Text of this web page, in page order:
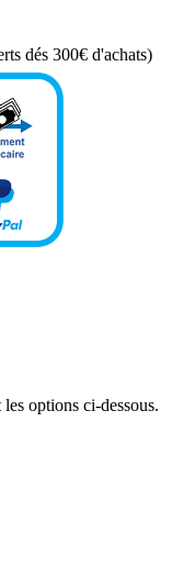
dés 300€ d'achats)
options ci-dessous.